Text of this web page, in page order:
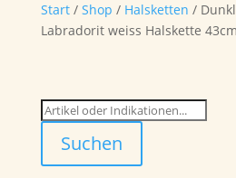
Start/ Shop / Halsketten /
Labradorit weiss Halskette
Suchen